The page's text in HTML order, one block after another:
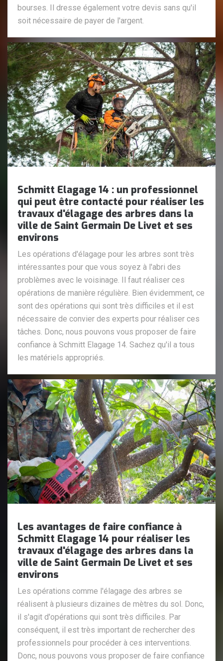
bourses. Il dresse également votre devis sans qu'il
soit nécessaire de payer de l'argent.
Schmitt Elagage 14 : un professionnel
qui peut être contacté pour réaliser les
travaux d'élagage des arbres dans la
ville de Saint Germain De Livet et ses
environs
Les opérations d'élagage pour les arbres sont très
intéressantes pour que vous soyez à l'abri des
problèmes avec le voisinage. Il faut réaliser ces
opérations de manière régulière. Bien évidemment, ce
sont des opérations qui sont très difficiles et il est
nécessaire de convier des experts pour réaliser ces
tâches. Donc, nous pouvons vous proposer de faire
confiance à Schmitt Elagage 14. Sachez qu'il a tous
les matériels appropriés.
Les avantages de faire confiance à
Schmitt Elagage 14 pour réaliser les
travaux d'élagage des arbres dans la
ville de Saint Germain De Livet et ses
environs
Les opérations comme l'élagage des arbres se
réalisent à plusieurs dizaines de mètres du sol. Donc,
il s'agit d'opérations qui sont très difficiles. Par
conséquent, il est très important de rechercher des
professionnels pour procéder à ces interventions.
Donc, nous pouvons vous proposer de faire confiance